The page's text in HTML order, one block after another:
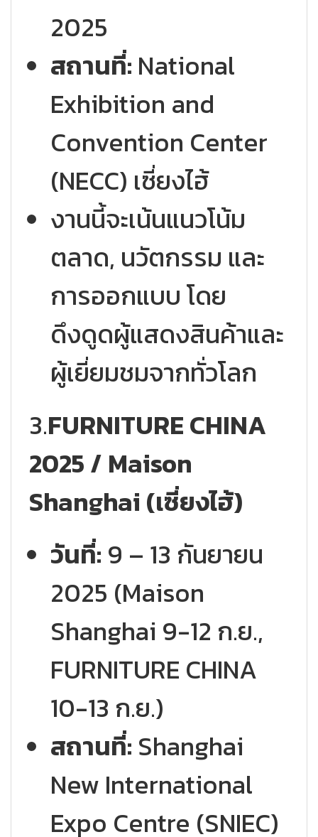
2025
สถานที่: National
Exhibition and
Convention Center
(NECC) เซี่ยงไฮ้
งานนี้จะเน้นแนวโน้ม
ตลาด, นวัตกรรม และ
การออกแบบ โดย
ดึงดูดผู้แสดงสินค้าและ
ผู้เยี่ยมชมจากทั่วโลก
3.FURNITURE CHINA
2025 / Maison
Shanghai (เซี่ยงไฮ้)
วันที่: 9 – 13 กันยายน
2025 (Maison
Shanghai 9-12 ก.ย.,
FURNITURE CHINA
10-13 ก.ย.)
สถานที่: Shanghai
New International
Expo Centre (SNIEC)